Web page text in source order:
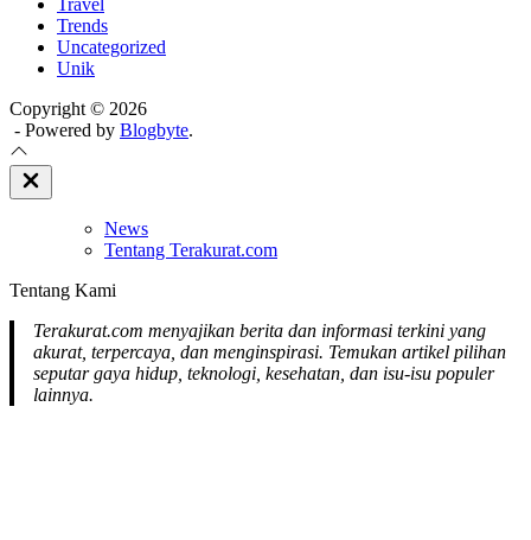
Trends
Uncategorized
Unik
Copyright © 2026
- Powered by Blogbyte.
Close
Off
News
Tentang Terakurat.com
Tentang Kami
Terakurat.com menyajikan berita dan informasi terkini yang
akurat, terpercaya, dan menginspirasi. Temukan artikel pilihan
seputar gaya hidup, teknologi, kesehatan, dan isu-isu populer
lainnya.